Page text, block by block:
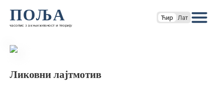
ПОЉА
часопис за књижевност и теорију
Ћир Лат
Ликовни лајтмотив